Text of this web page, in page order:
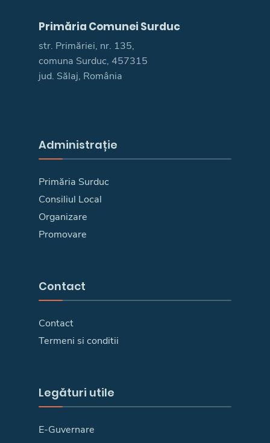
Primăria Comunei Surduc
str. Primăriei, nr. 135,
comuna Surduc, 457315
jud. Sălaj, România
Administrație
Primăria Surduc
Consiliul Local
Organizare
Promovare
Contact
Contact
Termeni si conditii
Legături utile
E-Guvernare